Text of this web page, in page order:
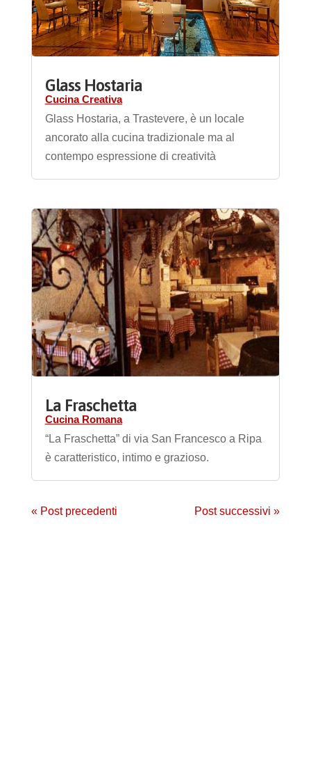
Glass Hostaria
Cucina Creativa
Glass Hostaria, a Trastevere, è un locale
ancorato alla cucina tradizionale ma al
contempo espressione di creatività
La Fraschetta
Cucina Romana
“La Fraschetta” di via San Francesco a Ripa
è caratteristico, intimo e grazioso.
« Post precedenti Post successivi »